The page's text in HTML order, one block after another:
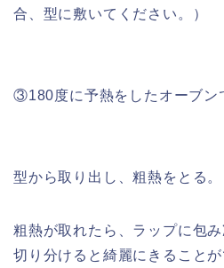
合、型に敷いてください。）
③180度に予熱をしたオーブン
型から取り出し、粗熱をとる。
粗熱が取れたら、ラップに包
切り分けると綺麗にきることが